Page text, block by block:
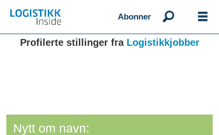
Abonner
Profilerte stillinger fra Logistikkjobber
Nytt om navn: